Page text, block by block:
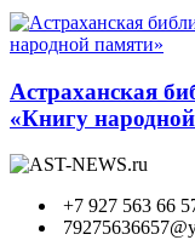
Астраханская
«Книгу
+7 927 563 66